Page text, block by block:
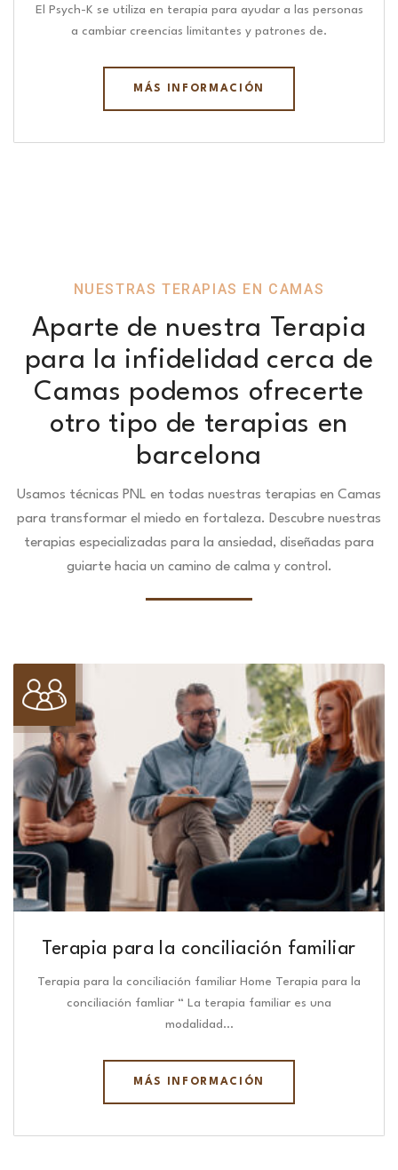
El Psych-K se utiliza en terapia para ayudar a las personas
a cambiar creencias limitantes y patrones de.
MÁS INFORMACIÓN
NUESTRAS TERAPIAS EN CAMAS
Aparte de nuestra Terapia
para la infidelidad cerca de
Camas podemos ofrecerte
otro tipo de terapias en
barcelona
Usamos técnicas PNL en todas nuestras terapias en Camas
para transformar el miedo en fortaleza. Descubre nuestras
terapias especializadas para la ansiedad, diseñadas para
guiarte hacia un camino de calma y control.
Terapia para la conciliación familiar
Terapia para la conciliación familiar Home Terapia para la
conciliación famliar “ La terapia familiar es una
modalidad…
MÁS INFORMACIÓN